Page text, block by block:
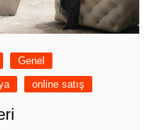
Genel
online satış